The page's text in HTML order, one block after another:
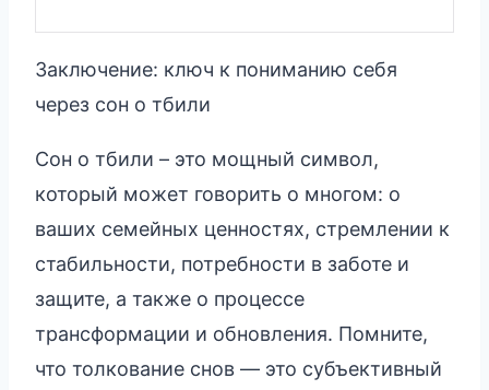
Заключение: ключ к пониманию себя
через сон о тбили
Сон о тбили – это мощный символ,
который может говорить о многом: о
ваших семейных ценностях, стремлении к
стабильности, потребности в заботе и
защите, а также о процессе
трансформации и обновления. Помните,
что толкование снов — это субъективный